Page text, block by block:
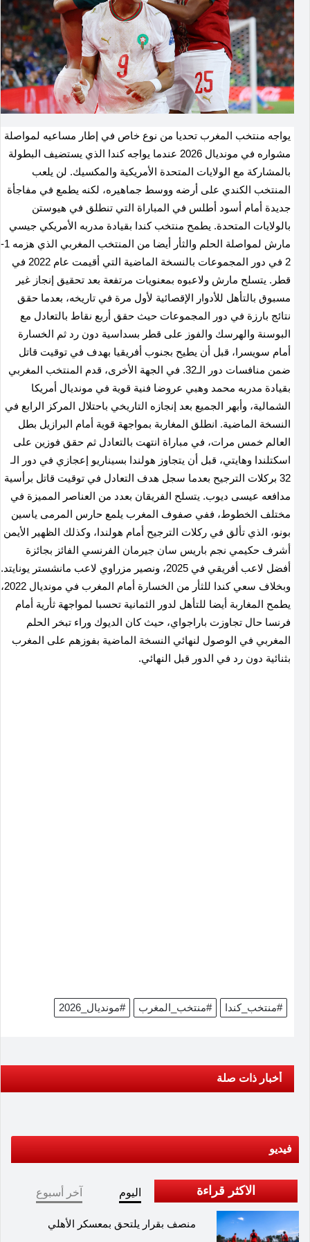
يواجه منتخب المغرب تحديا من نوع خاص في إطار مساعيه لمواصلة
مشواره في مونديال 2026 عندما يواجه كندا الذي يستضيف البطولة
بالمشاركة مع الولايات المتحدة الأمريكية والمكسيك. لن يلعب
المنتخب الكندي على أرضه ووسط جماهيره، لكنه يطمع في مفاجأة
جديدة أمام أسود أطلس في المباراة التي تنطلق في هيوستن
بالولايات المتحدة. يطمح منتخب كندا بقيادة مدربه الأمريكي جيسي
مارش لمواصلة الحلم والثأر أيضا من المنتخب المغربي الذي هزمه 1-
2 في دور المجموعات بالنسخة الماضية التي أقيمت عام 2022 في
قطر. يتسلح مارش ولاعبوه بمعنويات مرتفعة بعد تحقيق إنجاز غير
مسبوق بالتأهل للأدوار الإقصائية لأول مرة في تاريخه، بعدما حقق
نتائج بارزة في دور المجموعات حيث حقق أربع نقاط بالتعادل مع
البوسنة والهرسك والفوز على قطر بسداسية دون رد ثم الخسارة
أمام سويسرا، قبل أن يطيح بجنوب أفريقيا بهدف في توقيت قاتل
ضمن منافسات دور الـ32. في الجهة الأخرى، قدم المنتخب المغربي
بقيادة مدربه محمد وهبي عروضا فنية قوية في مونديال أمريكا
الشمالية، وأبهر الجميع بعد إنجازه التاريخي باحتلال المركز الرابع في
النسخة الماضية. انطلق المغاربة بمواجهة قوية أمام البرازيل بطل
العالم خمس مرات، في مباراة انتهت بالتعادل ثم حقق فوزين على
اسكتلندا وهايتي، قبل أن يتجاوز هولندا بسيناريو إعجازي في دور الـ
32 بركلات الترجيح بعدما سجل هدف التعادل في توقيت قاتل برأسية
مدافعه عيسى ديوب. يتسلح الفريقان بعدد من العناصر المميزة في
مختلف الخطوط، ففي صفوف المغرب يلمع حارس المرمى ياسين
بونو، الذي تألق في ركلات الترجيح أمام هولندا، وكذلك الظهير الأيمن
أشرف حكيمي نجم باريس سان جيرمان الفرنسي الفائز بجائزة
أفضل لاعب أفريقي في 2025، ونصير مزراوي لاعب مانشستر يونايتد.
وبخلاف سعي كندا للثأر من الخسارة أمام المغرب في مونديال 2022،
يطمح المغاربة أيضا للتأهل لدور الثمانية تحسبا لمواجهة ثأرية أمام
فرنسا حال تجاوزت باراجواي، حيث كان الديوك وراء تبخر الحلم
المغربي في الوصول لنهائي النسخة الماضية بفوزهم على المغرب
بثنائية دون رد في الدور قبل النهائي.
#مونديال_2026 #منتخب_المغرب #منتخب_كندا
أخبار ذات صلة
فيديو
الاكثر قراءة اليوم آخر أسبوع
منصف بقرار يلتحق بمعسكر الأهلي